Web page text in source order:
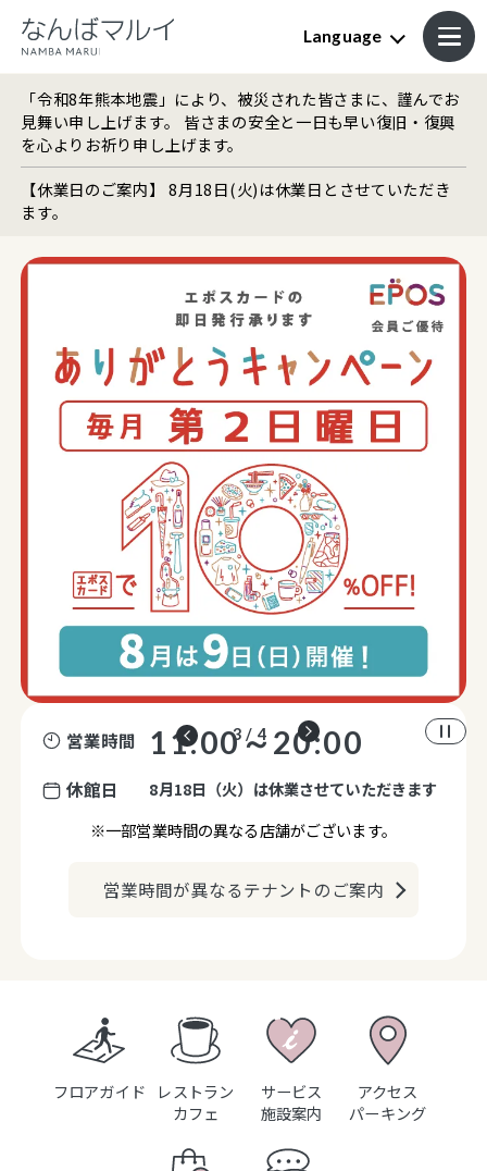
Language
「令和8年熊本地震」により、被災された皆さまに、謹んでお
見舞い申し上げます。 皆さまの安全と一日も早い復旧・復興
を心よりお祈り申し上げます。
【休業日のご案内】 8月18日(火)は休業日とさせていただき
ます。
4 / 4
営業時間 11:00～20:00
休館日
8月18日（火）は休業させていただきます
※一部営業時間の異なる店舗がございます。
営業時間が異なるテナントのご案内
フロアガイド
アクセス
パーキング
レストラン
カフェ
サービス
施設案内